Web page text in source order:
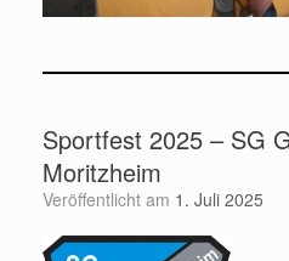
Sportfest 2025 – SG
Moritzheim
Veröffentlicht am 1. Juli 2025